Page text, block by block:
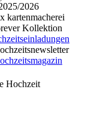
2026
kartenmacherei
Kollektion
Hochzeit